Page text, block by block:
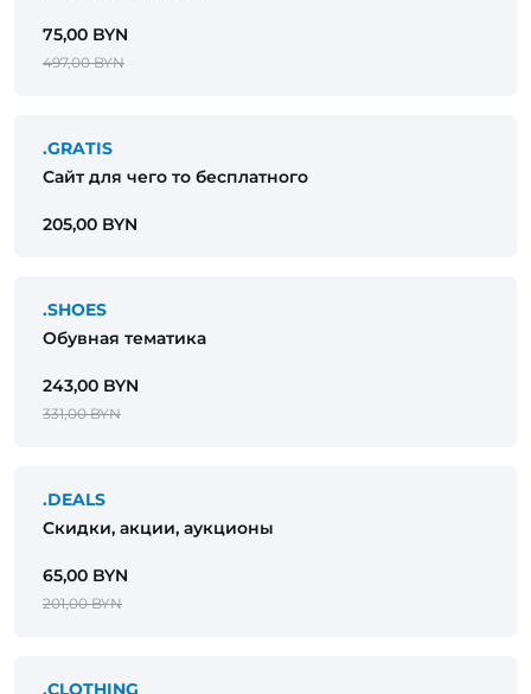
75,00 BYN
497,00 BYN
.GRATIS
Сайт для чего то бесплатного
205,00 BYN
.SHOES
Обувная тематика
243,00 BYN
331,00 BYN
.DEALS
Скидки, акции, аукционы
65,00 BYN
201,00 BYN
.CLOTHING